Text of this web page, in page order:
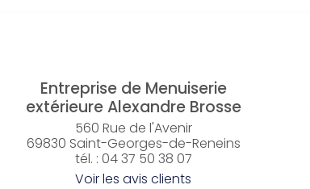
Entreprise de Menuiserie
extérieureAlexandre Brosse
560 Rue de l'Avenir
69830 Saint-Georges-de-Reneins
tél. : 04 37 50 38 07
Voir les avis clients